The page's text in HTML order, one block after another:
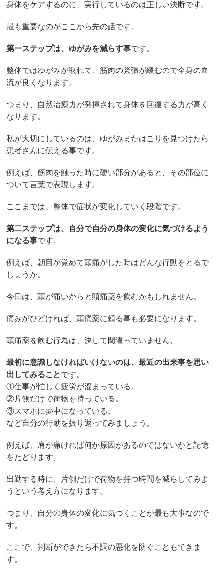
身体をケアするのに、実行しているのは正しい決断です。
最も重要なのがここから先の話です。
第一ステップは、ゆがみを減らす事です。
整体ではゆがみが取れて、筋肉の緊張が緩むので全身の血
流が良くなります。
つまり、自然治癒力が発揮されて身体を回復する力が高く
なります。
私が大切にしているのは、ゆがみまたはこりを見つけたら
患者さんに伝える事です。
例えば、筋肉を触った時に硬い部分があると、その部位に
ついて言葉で表現します。
ここまでは、整体で症状が変化していく段階です。
第二ステップは、自分で自分の身体の変化に気づけるよう
になる事です。
例えば、朝目が覚めて頭痛がした時はどんな行動をとるで
しょうか。
今日は、頭が痛いからと頭痛薬を飲むかもしれません。
痛みがひどければ、頭痛薬に頼る事も必要になります。
頭痛薬を飲む行為は、決して間違っていません。
最初に意識しなければいけないのは、最近の出来事を思い
出してみることです。
①仕事が忙しく疲労が溜まっている。
②片側だけで荷物を持っている。
③スマホに夢中になっている。
など自分の行動を振り返ってみましょう。
例えば、肩が痛ければ何か原因があるのではないかと記憶
をたどります。
出勤する時に、片側だけで荷物を持つ時間を減らしてみよ
うという考え方になります。
つまり、自分の身体の変化に気づくことが最も大事なので
す。
ここで、判断ができたら不調の悪化を防ぐこともできま
す。